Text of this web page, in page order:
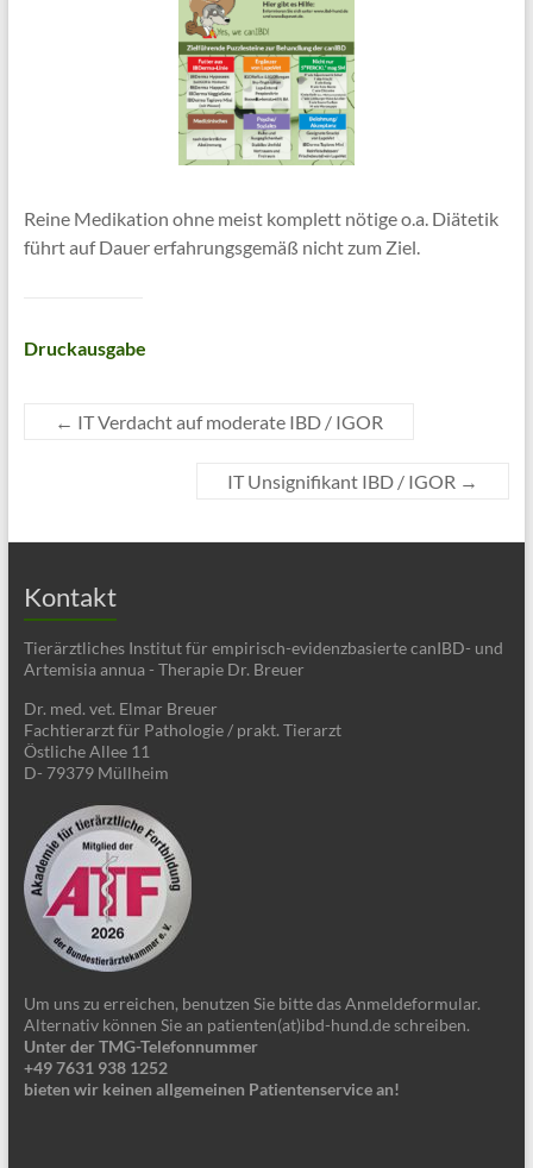
Reine Medikation ohne meist komplett nötige o.a. Diätetik
führt auf Dauer erfahrungsgemäß nicht zum Ziel.
Druckausgabe
← IT Verdacht auf moderate IBD / IGOR
IT Unsignifikant IBD / IGOR →
Kontakt
Tierärztliches Institut für empirisch-evidenzbasierte canIBD- und
Artemisia annua - Therapie Dr. Breuer
Dr. med. vet. Elmar Breuer
Fachtierarzt für Pathologie / prakt. Tierarzt
Östliche Allee 11
D- 79379 Müllheim
Um uns zu erreichen, benutzen Sie bitte das Anmeldeformular.
Alternativ können Sie an patienten(at)ibd-hund.de schreiben.
Unter der TMG-Telefonnummer
+49 7631 938 1252
bieten wir keinen allgemeinen Patientenservice an!